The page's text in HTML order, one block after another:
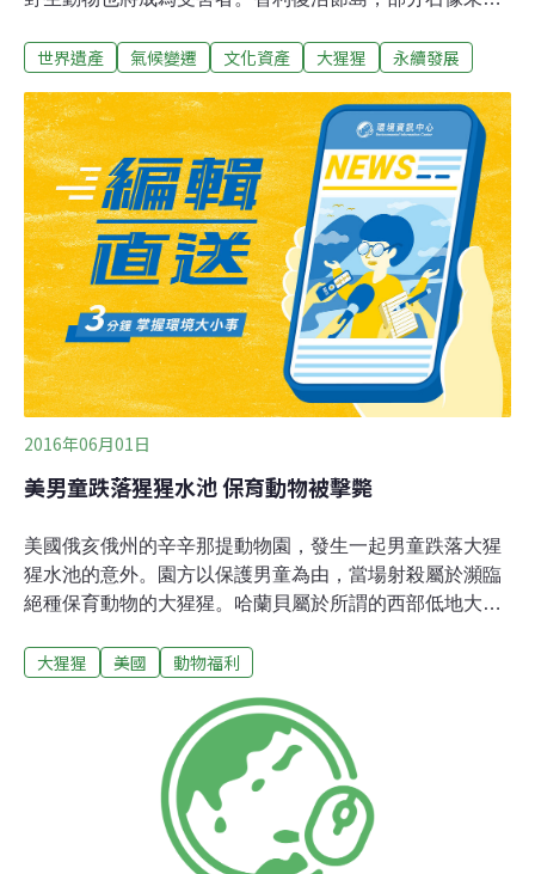
遺產可能「滅絕」聯合國教科文組織（UNESCO）、聯合
of Concerned Scientists）26日發表「氣候變遷下的世界
遺產與旅遊」（World Heritage and Tourism in a
Changing Climate）報告，檢視29個國家中31處受氣候變
遷威脅的自然和世界文化遺產，這些威脅囊括冰川融化、
海平面上升、氣候極端化、乾旱惡化和野火季延長等。報
告也紀錄到威尼斯、巨石陣、加拉巴哥群島、南非開普植
物王國、哥倫比亞卡塔赫納港、日本知床國家公園等代表
性觀光景點的氣候變遷現象。「部分復活節島石像因為海
岸侵蝕，有
世界遺產 氣候變遷 文化資產 大猩猩 永續發展
2016年06月01日
美男童跌落猩猩水池 保育動物被擊斃
美國俄亥俄州的辛辛那提動物園，發生一起男童跌落大猩
猩水池的意外。園方以保護男童為由，當場射殺屬於瀕臨
絕種保育動物的大猩猩。哈蘭貝屬於所謂的西部低地大猩
聯盟IUCN，列為第三級的CR，也就是極度危險物種。在
重要，因此決定射殺大猩猩。不過也有目擊民眾認為，哈
蘭貝可能是要保護小男孩。這個月稍早，在智利首都聖地
牙哥的動物園，也發生過類似事件。一名想要自殺的男
子，自己跳進獅子活動區，在遭到獅子攻擊的同時，園方
也派出應變小組射殺獅子。兩個案例情節不同，卻也都凸
顯了保育動物、和保護人類的矛盾，勢必又成為立場不同
大猩猩 美國 動物福利